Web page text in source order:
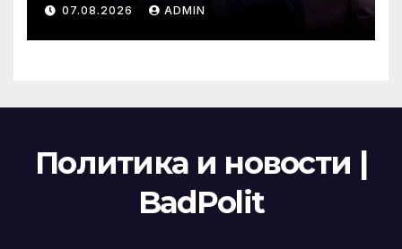
07.08.2026 ADMIN
Политика и новости |
BadPolit